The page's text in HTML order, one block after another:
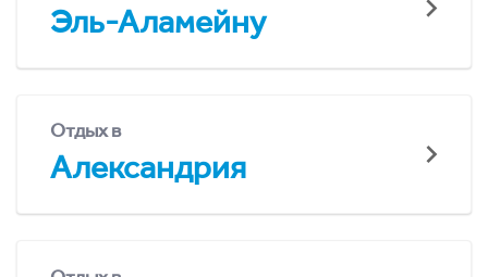
Эль-Аламейну
Отдых в
Александрия